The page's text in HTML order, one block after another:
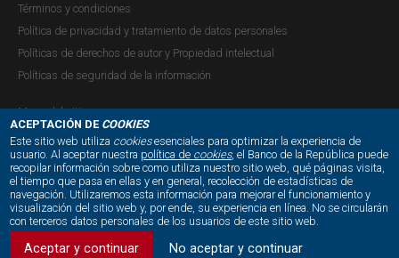
ACEPTACIÓN DE COOKIES
Este sitio web utiliza cookiesesenciales para optimizar la experiencia de
usuario. Al aceptar nuestra política de cookies, el Banco de la República puede
recopilar información sobre como utiliza nuestro sitio web, qué páginas visita,
el tiempo que pasa en ellas y en general, recolección de estadísticas de
navegación. Utilizaremos esta información para mejorar el funcionamiento y
visualización del sitio web y, por ende, su experiencia en línea. No se circularán
con terceros datos personales de los usuarios de este sitio web.
Aceptar y continuar No aceptar y continuar
Términos y condiciones
Política de privacidad y tratamiento de datos personales
Políticas de derechos de autor y Propiedad intelectual
Políticas de seguridad de la información
Mapa del sitio
NUESTRAS REDES SOCIALES: